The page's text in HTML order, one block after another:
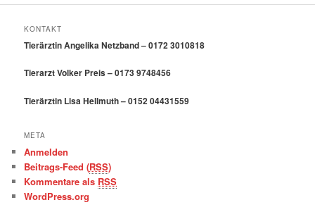
KONTAKT
Tierärztin Angelika Netzband – 0172 3010818
Tierarzt Volker Preis – 0173 9748456
Tierärztin Lisa Hellmuth – 0152 04431559
META
Anmelden
Beitrags-Feed (RSS)
Kommentare als RSS
WordPress.org